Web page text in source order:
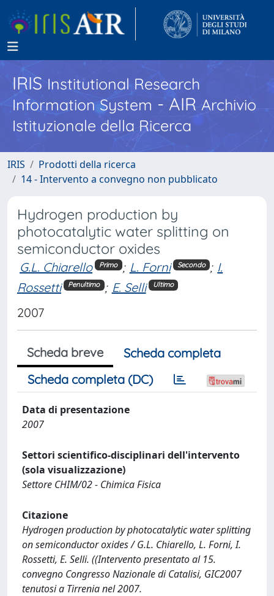
IRISInstitutional Research
Information System - AIR Archivio
Istituzionale della Ricerca
IRIS
Prodotti della ricerca
14 - Intervento a convegno non pubblicato
Hydrogen production by
photocatalytic water splitting on
semiconductor oxides
G.L. Chiarello Primo ; L. Forni Secondo ; I.
Rossetti
Penultimo ; E. Selli Ultimo
2007
Scheda breve
Scheda completa
Scheda completa (DC)
Data di presentazione
2007
Settori scientifico-disciplinari dell'intervento
(sola visualizzazione)
Settore CHIM/02 - Chimica Fisica
Citazione
Hydrogen production by photocatalytic water splitting
on semiconductor oxides / G.L. Chiarello, L. Forni, I.
Rossetti, E. Selli. ((Intervento presentato al 15.
convegno Congresso Nazionale di Catalisi, GIC2007
tenutosi a Tirrenia nel 2007.